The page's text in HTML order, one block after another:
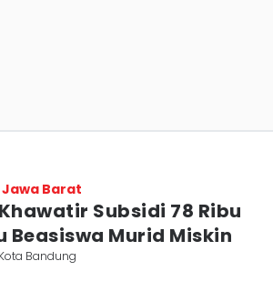
Jawa Barat
Subsidi 78 Ribu
Beasiswa Murid Miskin
Kota Bandung